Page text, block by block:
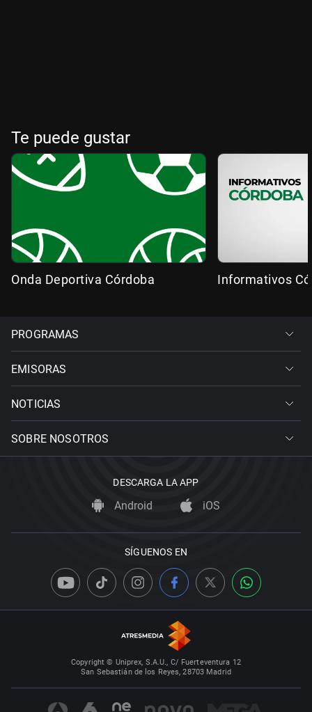
Te puede gustar
Onda Deportiva Córdoba Informativos
PROGRAMAS
EMISORAS
NOTICIAS
SOBRE NOSOTROS
DESCARGA LA APP
Android iOS
SÍGUENOS EN
Copyright © Uniprex, S.A.U., C/ Fuerteventura 12
San Sebastián de los Reyes, 28703 Madrid